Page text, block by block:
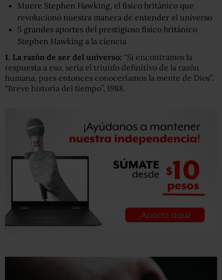
Muere Stephen Hawking, el físico británico que
revolucionó nuestra manera de entender el universo
5 grandes aportes del prestigioso físico británico
Stephen Hawking a la ciencia
1. La razón de ser del universo: “Si encontramos la
respuesta a eso, sería el triunfo definitivo de la razón
humana, pues entonces conoceríamos la mente de Dios”.
“Breve historia del tiempo”, 1988.